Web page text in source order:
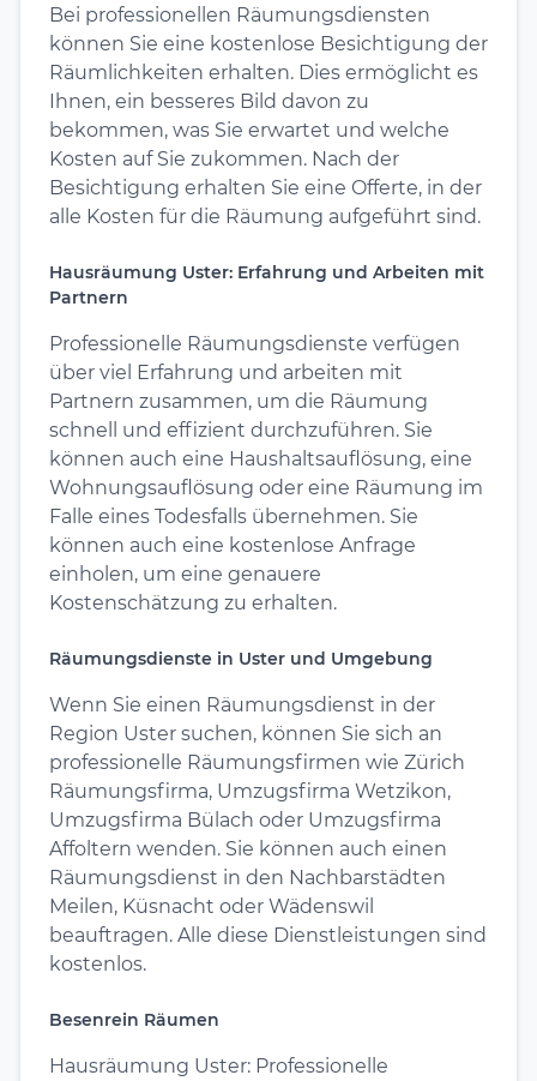
Bei professionellen Räumungsdiensten
können Sie eine kostenlose Besichtigung der
Räumlichkeiten erhalten. Dies ermöglicht es
Ihnen, ein besseres Bild davon zu
bekommen, was Sie erwartet und welche
Kosten auf Sie zukommen. Nach der
Besichtigung erhalten Sie eine Offerte, in der
alle Kosten für die Räumung aufgeführt sind.
Hausräumung Uster: Erfahrung und Arbeiten mit
Partnern
Professionelle Räumungsdienste verfügen
über viel Erfahrung und arbeiten mit
Partnern zusammen, um die Räumung
schnell und effizient durchzuführen. Sie
können auch eine Haushaltsauflösung, eine
Wohnungsauflösung oder eine Räumung im
Falle eines Todesfalls übernehmen. Sie
können auch eine kostenlose Anfrage
einholen, um eine genauere
Kostenschätzung zu erhalten.
Räumungsdienste in Uster und Umgebung
Wenn Sie einen Räumungsdienst in der
Region Uster suchen, können Sie sich an
professionelle Räumungsfirmen wie Zürich
Räumungsfirma, Umzugsfirma Wetzikon,
Umzugsfirma Bülach oder Umzugsfirma
Affoltern wenden. Sie können auch einen
Räumungsdienst in den Nachbarstädten
Meilen, Küsnacht oder Wädenswil
beauftragen. Alle diese Dienstleistungen sind
kostenlos.
Besenrein Räumen
Hausräumung Uster: Professionelle